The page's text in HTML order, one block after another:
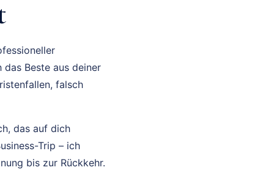
Beste aus deiner
falsch
das auf dich
Trip – ich
bis zur Rückkehr.